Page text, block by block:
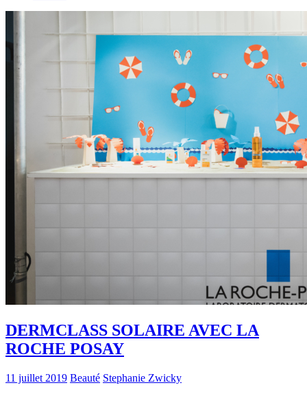
DERMCLASS SOLAIRE AVEC LA
ROCHE POSAY
11 juillet 2019 Beauté Stephanie Zwicky